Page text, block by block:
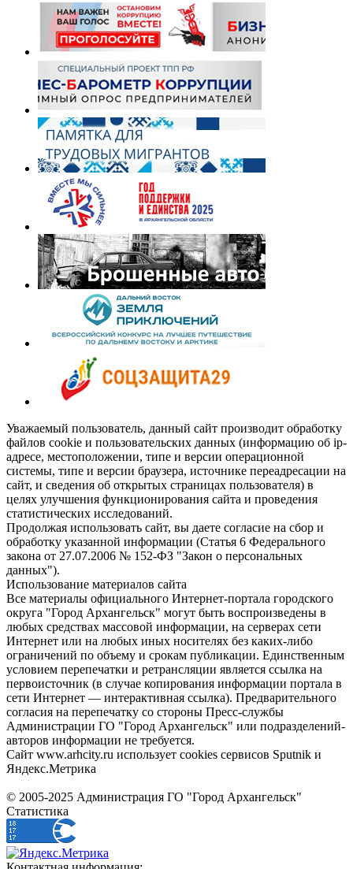
Уважаемый пользователь, данный сайт производит обработку
файлов cookie и пользовательских данных (информацию об ip-
адресе, местоположении, типе и версии операционной
системы, типе и версии браузера, источнике переадресации на
сайт, и сведения об открытых страницах пользователя) в
целях улучшения функционирования сайта и проведения
статистических исследований.
Продолжая использовать сайт, вы даете согласие на сбор и
обработку указанной информации (Статья 6 Федерального
закона от 27.07.2006 № 152-ФЗ "Закон о персональных
данных").
Использование материалов сайта
Все материалы официального Интернет-портала городского
округа "Город Архангельск" могут быть воспроизведены в
любых средствах массовой информации, на серверах сети
Интернет или на любых иных носителях без каких-либо
ограничений по объему и срокам публикации. Единственным
условием перепечатки и ретрансляции является ссылка на
первоисточник (в случае копирования информации портала в
сети Интернет — интерактивная ссылка). Предварительного
согласия на перепечатку со стороны Пресс-службы
Администрации ГО "Город Архангельск" или подразделений-
авторов информации не требуется.
Сайт www.arhcity.ru использует cookies сервисов Sputnik и
Яндекс.Метрика
© 2005-2025 Администрация ГО "Город Архангельск"
Статистика